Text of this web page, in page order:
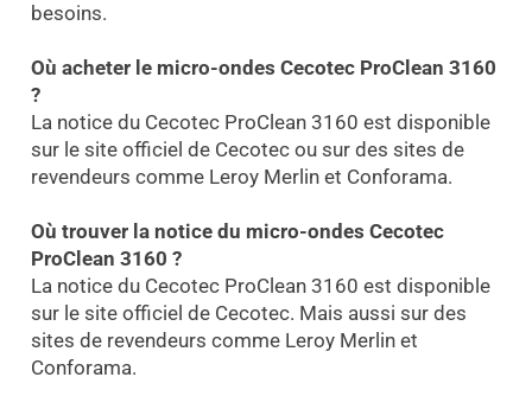
besoins.
Où acheter le micro-ondes Cecotec ProClean 3160
?
La notice du Cecotec ProClean 3160 est disponible
sur le site officiel de Cecotec ou sur des sites de
revendeurs comme Leroy Merlin et Conforama.
Où trouver la notice du micro-ondes Cecotec
ProClean 3160 ?
La notice du Cecotec ProClean 3160 est disponible
sur le site officiel de Cecotec. Mais aussi sur des
sites de revendeurs comme Leroy Merlin et
Conforama.